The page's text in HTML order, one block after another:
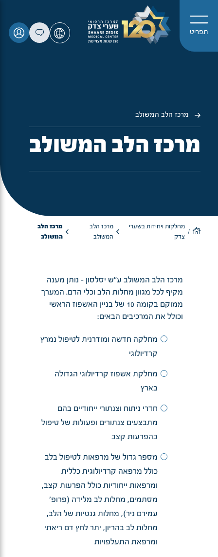
תפריט
מרכז הלב המשולב
מרכז הלב המשולב
מחלקות ויחידות בשערי
צדק
מרכז הלב
המשולב
מרכז הלב
המשולב
מרכז הלב המשולב ע"ש יסלסון - נותן מענה
מקיף לכל מגוון מחלות הלב וכלי הדם. המערך
ממוקם בקומה 10 של בניין האשפוז הראשי
וכולל את המרכיבים הבאים:
מחלקה חדשה ומודרנית לטיפול נמרץ
קרדיולוגי
מחלקת אשפוז קרדיולוגי הגדולה
בארץ
חדרי ניתוח וצנתורי ייחודיים בהם
מתבצעים צנתורים ופעולות של טיפול
בהפרעות קצב
מספר גדול של מרפאות לטיפול בלב
כולל מרפאה קרדיולוגית כללית
ומרפאות ייחודיות כולל הפרעות קצב,
מסתמים, מחלות לב מלידה (פרופ'
עמירם ניר), מחלות גנטיות של הלב,
מחלות לב בהריון, יתר לחץ דם ריאתי
ומרפאת התעלפויות